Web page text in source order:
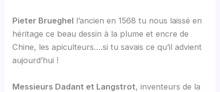
Pieter Brueghel l’ancien en 1568 tu nous laissé en
héritage ce beau dessin à la plume et encre de
Chine, les apiculteurs….si tu savais ce qu’il advient
aujourd’hui !
Messieurs Dadant et Langstrot, inventeurs de la